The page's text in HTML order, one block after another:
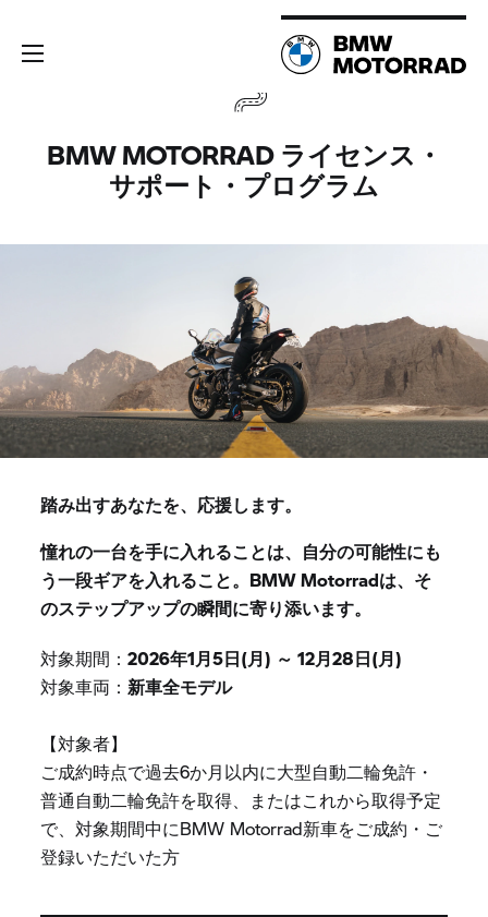
BMW MOTORRAD ライセンス・
サポート・プログラム
踏み出すあなたを、応援します。
憧れの一台を手に入れることは、自分の可能性にも
う一段ギアを入れること。BMW Motorradは、そ
のステップアップの瞬間に寄り添います。
対象期間：2026年1月5日(月) ～ 12月28日(月)
対象車両：新車全モデル
【対象者】
ご成約時点で過去6か月以内に大型自動二輪免許・
普通自動二輪免許を取得、またはこれから取得予定
で、対象期間中にBMW Motorrad新車をご成約・ご
登録いただいた方